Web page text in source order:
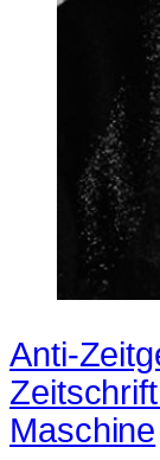
Anti-
Maschine